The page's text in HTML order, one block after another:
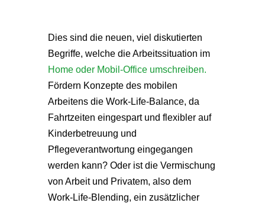
Dies sind die neuen, viel diskutierten
Begriffe, welche die Arbeitssituation im
Home oder Mobil-Office umschreiben.
Fördern Konzepte des mobilen
Arbeitens die Work-Life-Balance, da
Fahrtzeiten eingespart und flexibler auf
Kinderbetreuung und
Pflegeverantwortung eingegangen
werden kann? Oder ist die Vermischung
von Arbeit und Privatem, also dem
Work-Life-Blending, ein zusätzlicher